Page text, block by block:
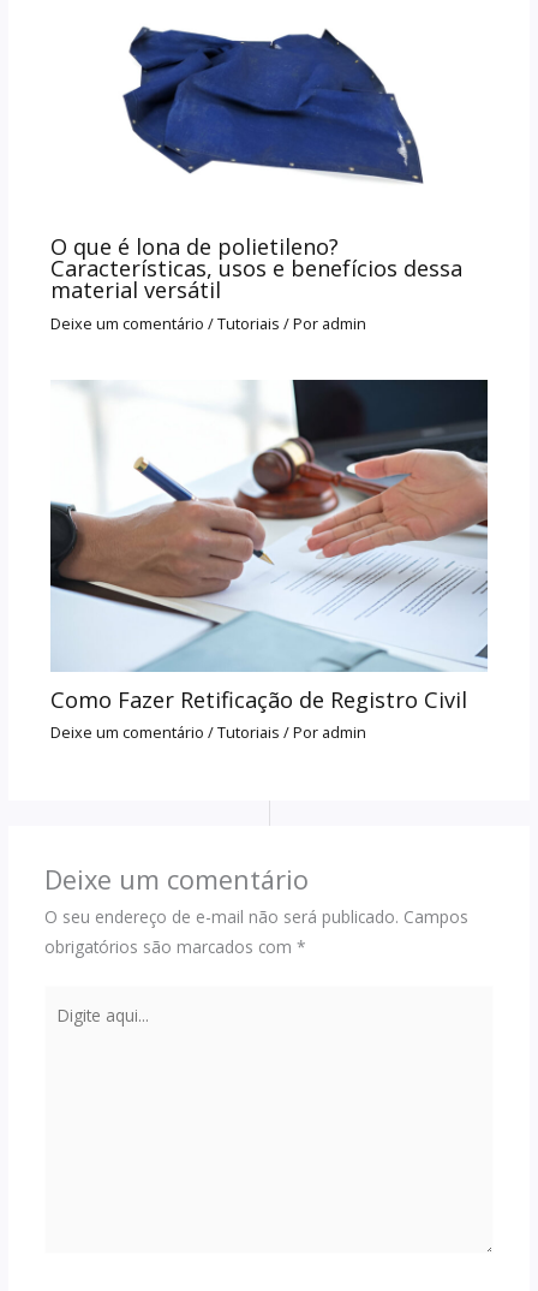
O que é lona de polietileno?
Características, usos e benefícios dessa
material versátil
Deixe um comentário /Tutoriais / Por admin
Como Fazer Retificação de Registro Civil
Deixe um comentário /Tutoriais / Por admin
Deixe um comentário
O seu endereço de e-mail não será publicado. Campos
obrigatórios são marcados com *
aqui...